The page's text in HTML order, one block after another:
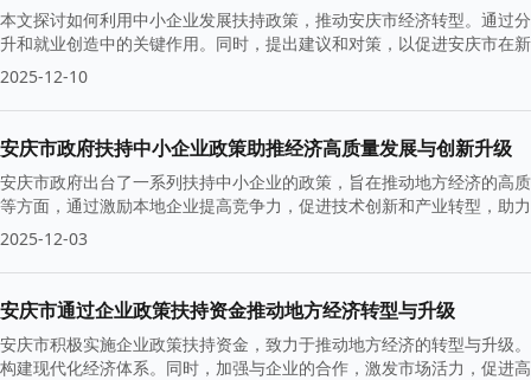
本文探讨如何利用中小企业发展扶持政策，推动安庆市经济转型。通过
升和就业创造中的关键作用。同时，提出建议和对策，以促进安庆市在
2025-12-10
安庆市政府扶持中小企业政策助推经济高质量发展与创新升级
安庆市政府出台了一系列扶持中小企业的政策，旨在推动地方经济的高
等方面，通过激励本地企业提高竞争力，促进技术创新和产业转型，助
2025-12-03
安庆市通过企业政策扶持资金推动地方经济转型与升级
安庆市积极实施企业政策扶持资金，致力于推动地方经济的转型与升级
构建现代化经济体系。同时，加强与企业的合作，激发市场活力，促进